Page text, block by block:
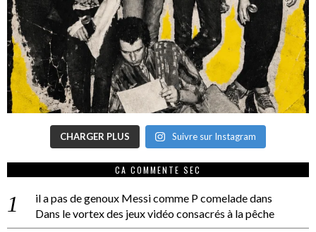
CHARGER PLUS Suivre sur Instagram
CA COMMENTE SEC
il a pas de genoux Messi comme P comeladedans
Dans le vortex des jeux vidéo consacrés à la pêche